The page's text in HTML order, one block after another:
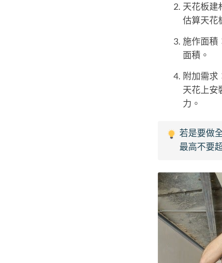
天花板建
估算天花
施作面積
面積。
附加需求
天花上安
力。
若是要做
最高不要